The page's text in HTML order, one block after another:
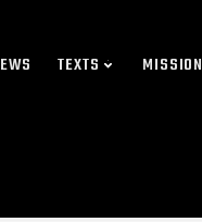
TEXTS MISSION